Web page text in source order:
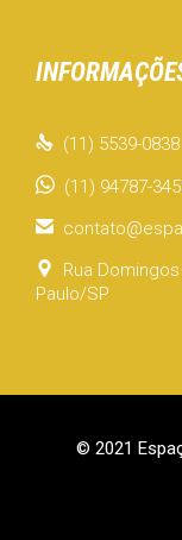
 (11) 5539-0838
(11) 94787-


Rua
Paulo/SP
© 2021